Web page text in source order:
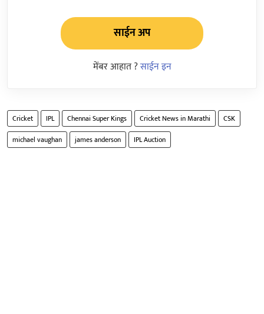
साईन अप
मेंबर आहात ?साईन इन
Cricket IPL Chennai Super Kings Cricket News in Marathi
CSK
michael vaughan
james anderson IPL Auction